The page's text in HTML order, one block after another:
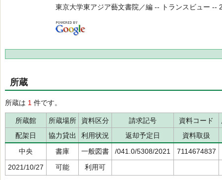
東京大学東アジア藝文書院／編 -- トランスビュー --
所蔵
所蔵は 1 件です。
所蔵館 所蔵場所 資料区分 請求記号 資料コード
配架日
協力貸出 利用状況 返却予定日
資料取扱
中央
書庫 一般図書 /041.0/5308/2021
7114674837
2021/10/27
可能 利用可